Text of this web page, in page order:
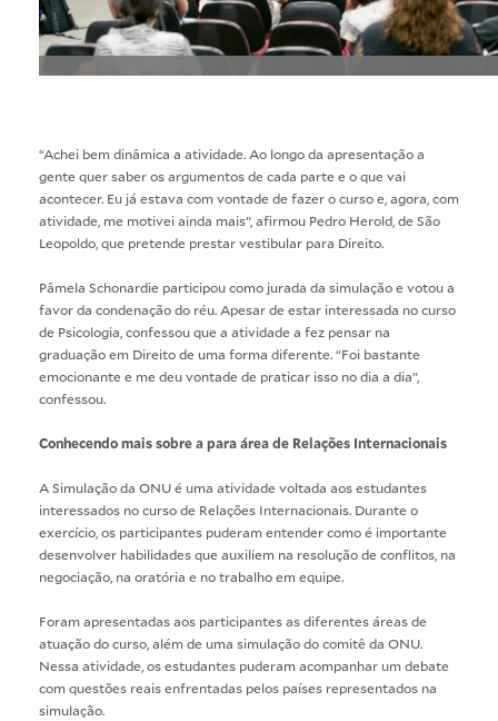
“Achei bem dinâmica a atividade. Ao longo da apresentação a
gente quer saber os argumentos de cada parte e o que vai
acontecer. Eu já estava com vontade de fazer o curso e, agora, com
atividade, me motivei ainda mais”, afirmou Pedro Herold, de São
Leopoldo, que pretende prestar vestibular para Direito.
Pâmela Schonardie participou como jurada da simulação e votou a
favor da condenação do réu. Apesar de estar interessada no curso
de Psicologia, confessou que a atividade a fez pensar na
graduação em Direito de uma forma diferente. “Foi bastante
emocionante e me deu vontade de praticar isso no dia a dia”,
confessou.
Conhecendo mais sobre a para área de Relações Internacionais
A Simulação da ONU é uma atividade voltada aos estudantes
interessados no curso de Relações Internacionais. Durante o
exercício, os participantes puderam entender como é importante
desenvolver habilidades que auxiliem na resolução de conflitos, na
negociação, na oratória e no trabalho em equipe.
Foram apresentadas aos participantes as diferentes áreas de
atuação do curso, além de uma simulação do comitê da ONU.
Nessa atividade, os estudantes puderam acompanhar um debate
com questões reais enfrentadas pelos países representados na
simulação.